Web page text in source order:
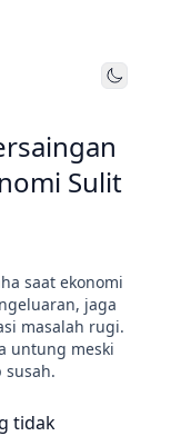
Toggle
Sulit
saat ekonomi
jaga
masalah rugi.
untung meski
susah.
tidak